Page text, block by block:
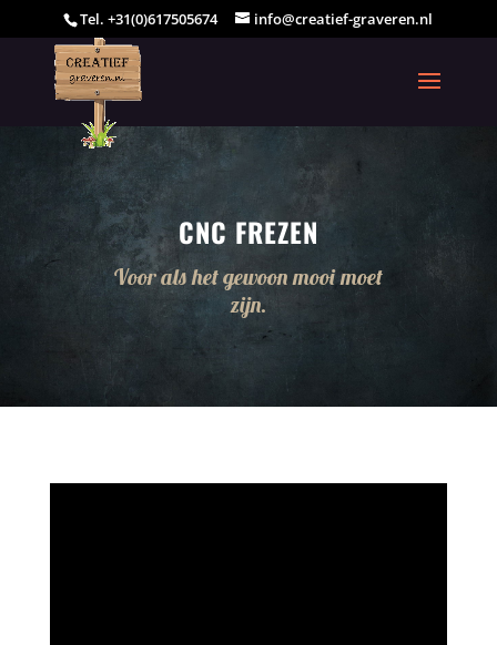
Tel. +31(0)617505674 info@creatief-graveren.nl
CNC FREZEN
Voor als het gewoon mooi moet
zijn.